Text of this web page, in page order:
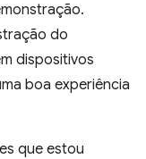
do
dispositivos
boa experiência
que estou